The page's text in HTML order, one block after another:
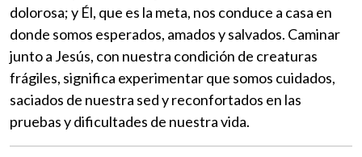
dolorosa; y Él, que es la meta, nos conduce a casa en
donde somos esperados, amados y salvados. Caminar
junto a Jesús, con nuestra condición de creaturas
frágiles, significa experimentar que somos cuidados,
saciados de nuestra sed y reconfortados en las
pruebas y dificultades de nuestra vida.